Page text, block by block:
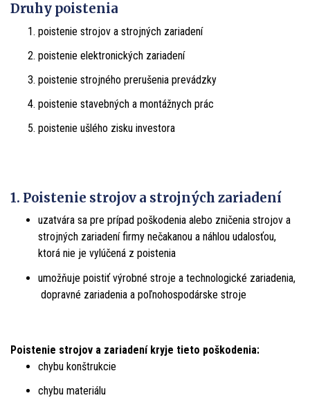
Druhy poistenia
poistenie strojov a strojných zariadení
poistenie elektronických zariadení
poistenie strojného prerušenia prevádzky
poistenie stavebných a montážnych prác
poistenie ušlého zisku investora
1. Poistenie strojov a strojných zariadení
uzatvára sa pre prípad poškodenia alebo zničenia strojov a
strojných zariadení firmy nečakanou a náhlou udalosťou,
ktorá nie je vylúčená z poistenia
umožňuje poistiť výrobné stroje a technologické zariadenia,
dopravné zariadenia a poľnohospodárske stroje
Poistenie strojov a zariadení kryje tieto poškodenia:
chybu konštrukcie
chybu materiálu